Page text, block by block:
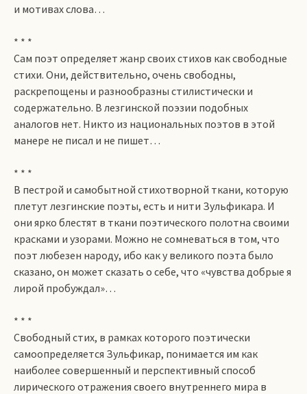
и мотивах слова…
* * *
Сам поэт определяет жанр своих стихов как свободные
стихи. Они, действительно, очень свободны,
раскрепощены и разнообразны стилистически и
содержательно. В лезгинской поэзии подобных
аналогов нет. Никто из национальных поэтов в этой
манере не писал и не пишет…
* * *
В пестрой и самобытной стихотворной ткани, которую
плетут лезгинские поэты, есть и нити Зульфикара. И
они ярко блестят в ткани поэтического полотна своими
красками и узорами. Можно не сомневаться в том, что
поэт любезен народу, ибо как у великого поэта было
сказано, он может сказать о себе, что «чувства добрые я
лирой пробуждал»…
* * *
Свободный стих, в рамках которого поэтически
самоопределяется Зульфикар, понимается им как
наиболее совершенный и перспективный способ
лирического отражения своего внутреннего мира в